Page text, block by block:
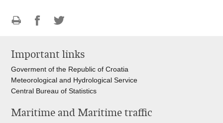
page
FacebookTwitteru
Important links
Goverment of the Republic of Croatia
Meteorological and Hydrological Service
Central Bureau of Statistics
Maritime and Maritime traffic